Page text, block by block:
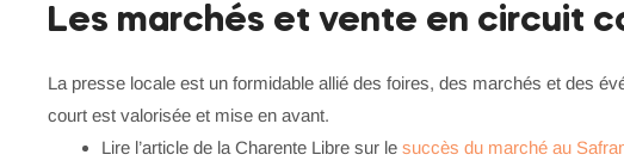
Les marchés et vente en circuit
La presse locale est un formidable allié des foires, des marchés et des
court est valorisée et mise en avant.
Lire l’article de la Charente Libre sur le succès du marché au